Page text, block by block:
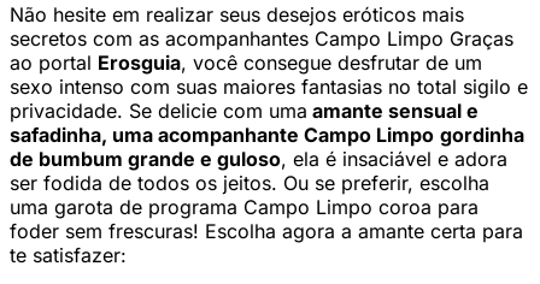
Não hesite em realizar seus desejos eróticos mais
secretos com as acompanhantes Campo Limpo Graças
ao portal Erosguia, você consegue desfrutar de um
sexo intenso com suas maiores fantasias no total sigilo e
privacidade. Se delicie com uma amante sensual e
safadinha, uma acompanhante Campo Limpo gordinha
de bumbum grande e guloso, ela é insaciável e adora
ser fodida de todos os jeitos. Ou se preferir, escolha
uma garota de programa Campo Limpo coroa para
foder sem frescuras! Escolha agora a amante certa para
te satisfazer: